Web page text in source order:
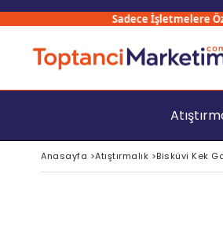
Sadece İşletmelere Özel
Anasayfa >Atıştırmalık >Bisküvi Kek